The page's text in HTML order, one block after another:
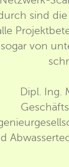
sind
von
Dipl. Ing.